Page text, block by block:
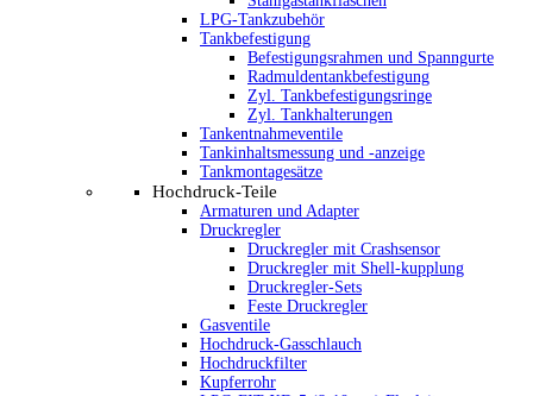
LPG-Tankzubehör
Tankbefestigung
Befestigungsrahmen und Spanngurte
Radmuldentankbefestigung
Zyl. Tankbefestigungsringe
Zyl. Tankhalterungen
Tankentnahmeventile
Tankinhaltsmessung und -anzeige
Tankmontagesätze
Hochdruck-Teile
Armaturen und Adapter
Druckregler
Druckregler mit Crashsensor
Druckregler mit Shell-kupplung
Druckregler-Sets
Feste Druckregler
Gasventile
Hochdruck-Gasschlauch
Hochdruckfilter
Kupferrohr